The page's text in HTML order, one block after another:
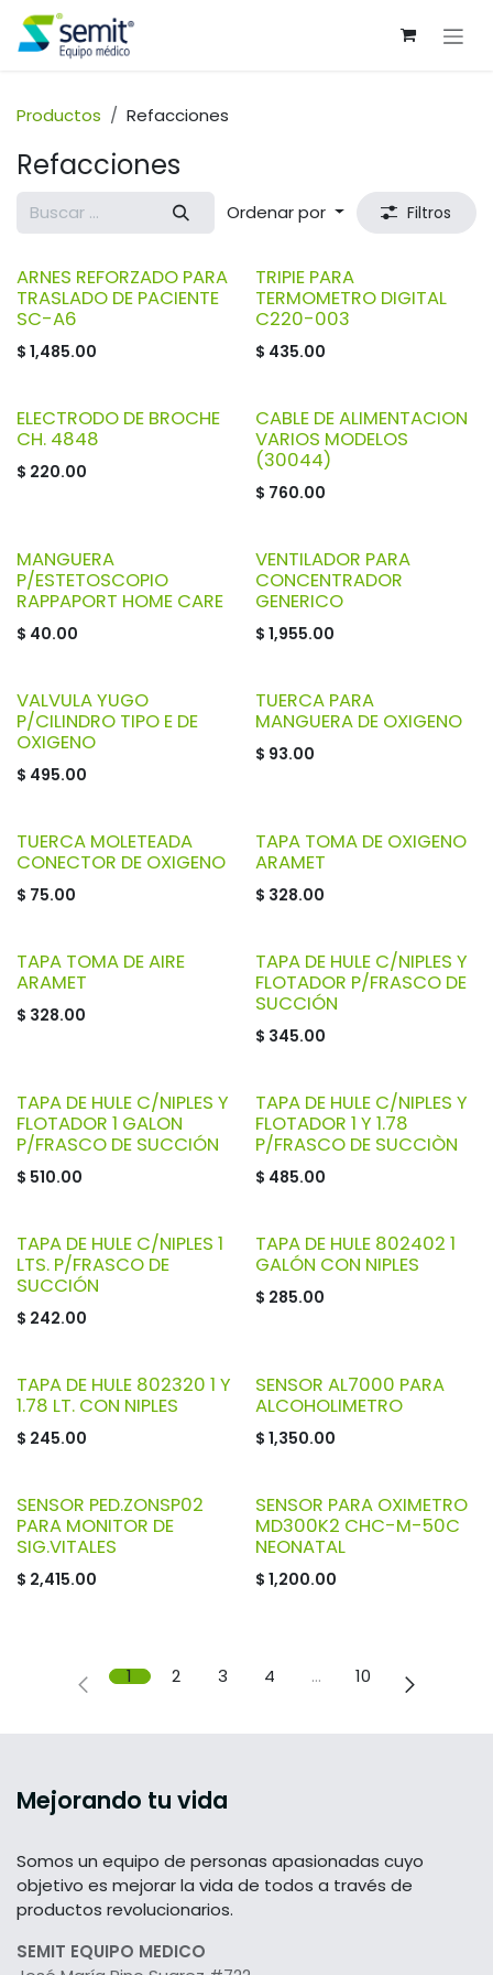
Ir al contenido
Productos Refacciones
Refacciones
Ordenar por Filtros
ARNES REFORZADO PARA
TRASLADO DE PACIENTE
SC-A6
$ 1,485.00
TRIPIE PARA
TERMOMETRO DIGITAL
C220-003
$ 435.00
ELECTRODO DE BROCHE
CH. 4848
$ 220.00
CABLE DE ALIMENTACION
VARIOS MODELOS
(30044)
$ 760.00
MANGUERA
P/ESTETOSCOPIO
RAPPAPORT HOME CARE
$ 40.00
VENTILADOR PARA
CONCENTRADOR
GENERICO
$ 1,955.00
VALVULA YUGO
P/CILINDRO TIPO E DE
OXIGENO
$ 495.00
TUERCA PARA
MANGUERA DE OXIGENO
$ 93.00
TUERCA MOLETEADA
CONECTOR DE OXIGENO
$ 75.00
TAPA TOMA DE OXIGENO
ARAMET
$ 328.00
TAPA TOMA DE AIRE
ARAMET
$ 328.00
TAPA DE HULE C/NIPLES Y
FLOTADOR P/FRASCO DE
SUCCIÓN
$ 345.00
TAPA DE HULE C/NIPLES Y
FLOTADOR 1 GALON
P/FRASCO DE SUCCIÓN
$ 510.00
TAPA DE HULE C/NIPLES Y
FLOTADOR 1 Y 1.78
P/FRASCO DE SUCCIÒN
$ 485.00
TAPA DE HULE C/NIPLES 1
LTS. P/FRASCO DE
SUCCIÓN
$ 242.00
TAPA DE HULE 802402 1
GALÓN CON NIPLES
$ 285.00
TAPA DE HULE 802320 1 Y
1.78 LT. CON NIPLES
$ 245.00
SENSOR AL7000 PARA
ALCOHOLIMETRO
$ 1,350.00
SENSOR PED.ZONSP02
PARA MONITOR DE
SIG.VITALES
$ 2,415.00
SENSOR PARA OXIMETRO
MD300K2 CHC-M-50C
NEONATAL
$ 1,200.00
1 2 3 4 … 10
Mejorando tu vida
Somos un equipo de personas apasionadas cuyo
objetivo es mejorar la vida de todos a través de
productos revolucionarios.
SEMIT EQUIPO MEDICO